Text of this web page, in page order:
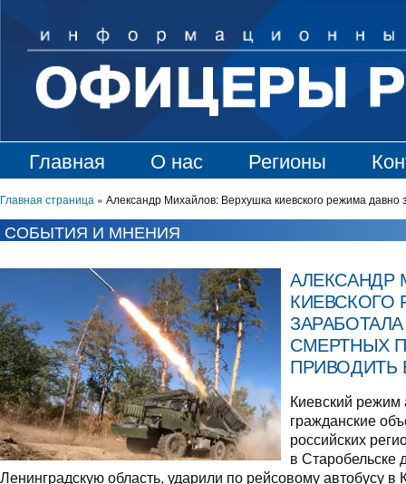
Главная О нас Регионы
Главная страница » Александр Михайлов: Верхушка киевского режима
СОБЫТИЯ И МНЕНИЯ
АЛЕКСАНДР
СМЕРТНЫХ
ПРИВОДИТЬ
Киевский режим
гражданские
российских
в Старобельске
Ленинградскую область, ударили по рейсовому автобусу